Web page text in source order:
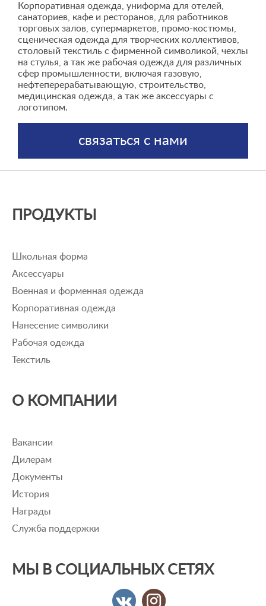
Корпоративная одежда, униформа для отелей,
санаториев, кафе и ресторанов, для работников
торговых залов, супермаркетов, промо-костюмы,
сценическая одежда для творческих коллективов,
столовый текстиль с фирменной символикой, чехлы
на стулья, а так же рабочая одежда для различных
сфер промышленности, включая газовую,
нефтеперерабатывающую, строительство,
медицинская одежда, а так же аксессуары с
логотипом.
связаться с нами
ПРОДУКТЫ
Школьная форма
Аксессуары
Военная и форменная одежда
Корпоративная одежда
Нанесение символики
Рабочая одежда
Текстиль
О КОМПАНИИ
Вакансии
Дилерам
Документы
История
Награды
Служба поддержки
МЫ В СОЦИАЛЬНЫХ СЕТЯХ